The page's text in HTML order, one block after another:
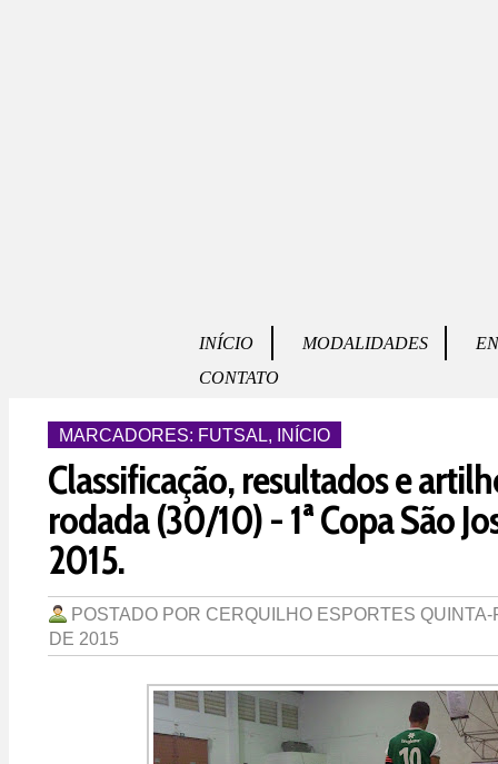
INÍCIO MODALIDADES
CONTATO
MARCADORES: FUTSAL, INÍCIO
Classificação, resultados e
rodada (30/10) - 1ª Copa São
2015.
POSTADO POR CERQUILHO ESPORTES
DE 2015